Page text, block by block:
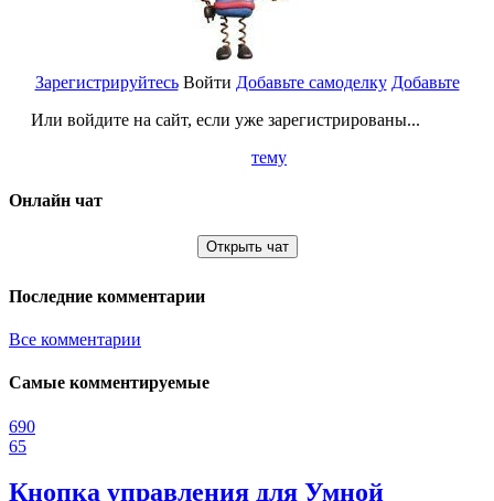
Зарегистрируйтесь
Или войдите на сайт, если уже зарегистрированы...
Войти Добавьте самоделку Добавьте
тему
Онлайн чат
Открыть чат
Последние комментарии
Все комментарии
Самые комментируемые
690
65
Кнопка управления для Умной